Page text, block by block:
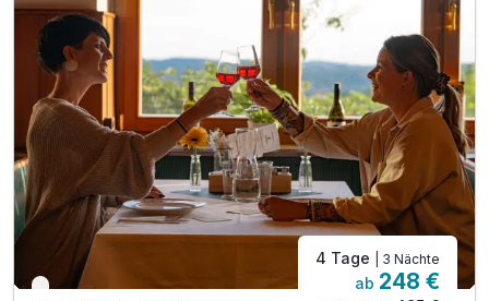
leichtes Mittagessen
mehrgängiges Abendessen mit regionalen Produkten
Klangreise, 50min.
Nur noch bis Oktober
4 Tage | 3 Nächte
ab 248 €